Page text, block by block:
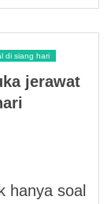
di siang hari
jerawat
hanya soal